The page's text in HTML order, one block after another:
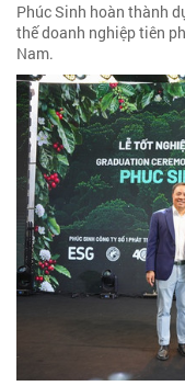
Phúc Sinh hoàn thành
thế doanh nghiệp tiên
Nam.